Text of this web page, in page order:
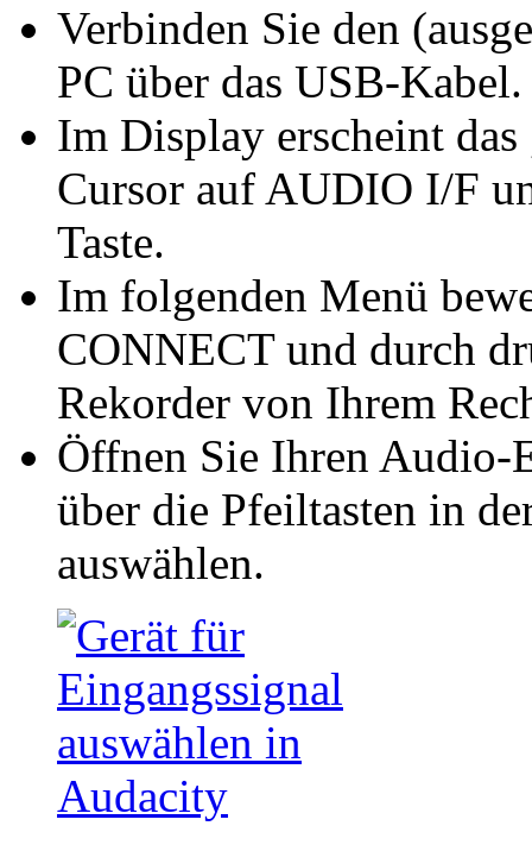
Verbinden Sie den
PC über das USB-Kabel.
Im Display erscheint
Cursor auf AUDIO I/F
Taste.
Im folgenden Menü
CONNECT und durch
Rekorder von Ihrem
Öffnen Sie Ihren Audio-
über die Pfeiltasten in
auswählen.